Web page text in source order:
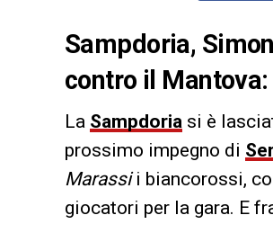
Sampdoria,
contro il
La Sampdoria si è
prossimo impegno di
Marassii biancorossi,
giocatori per la gara. E